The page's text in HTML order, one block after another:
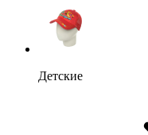
Детские